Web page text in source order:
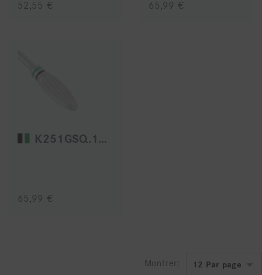
52,55 € 65,99 €
K251GSQ.104.060
65,99 €
Montrer: